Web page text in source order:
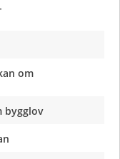
om
bygglov